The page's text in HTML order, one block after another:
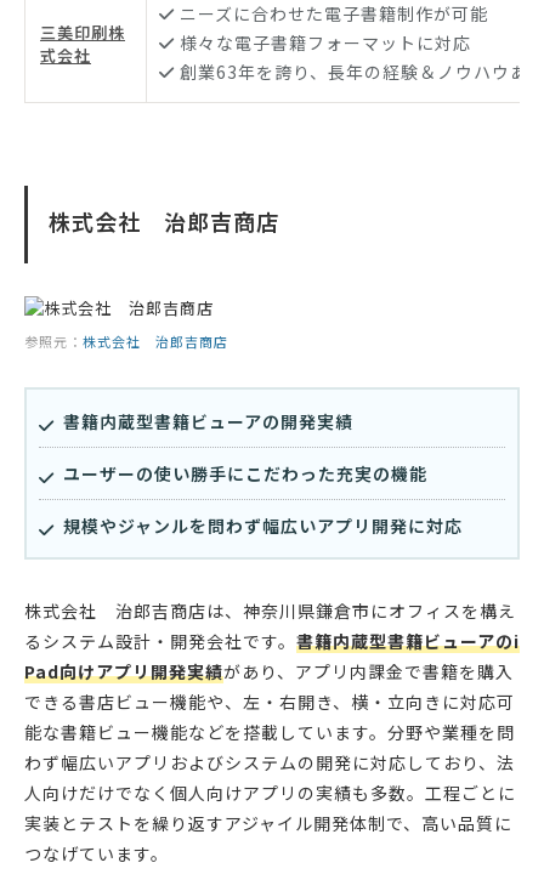
三美印刷株
式会社
ニーズに合わせた電子書籍制作が可能
様々な電子書籍フォーマットに対応
創業63年を誇り、長年の経験＆ノウハウあ
株式会社 治郎吉商店
参照元： 株式会社 治郎吉商店
書籍内蔵型書籍ビューアの開発実績
ユーザーの使い勝手にこだわった充実の機能
規模やジャンルを問わず幅広いアプリ開発に対応
株式会社 治郎吉商店は、神奈川県鎌倉市にオフィスを構え
るシステム設計・開発会社です。 書籍内蔵型書籍ビューアのi
Pad向けアプリ開発実績があり、アプリ内課金で書籍を購入
できる書店ビュー機能や、左・右開き、横・立向きに対応可
能な書籍ビュー機能などを搭載しています。分野や業種を問
わず幅広いアプリおよびシステムの開発に対応しており、法
人向けだけでなく個人向けアプリの実績も多数。工程ごとに
実装とテストを繰り返すアジャイル開発体制で、高い品質に
つなげています。